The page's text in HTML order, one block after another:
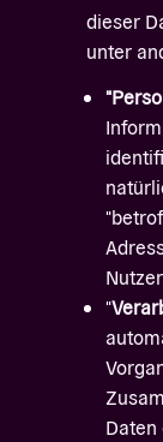
dieser
unter
"
Daten